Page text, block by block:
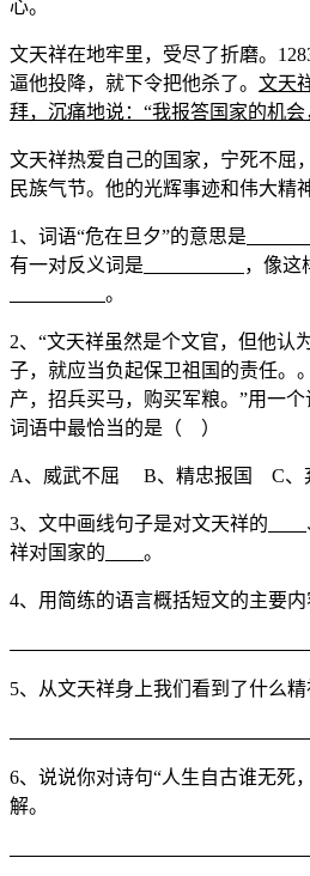
心。
文天祥在地牢里，受尽了折磨。
逼他投降，就下令把他杀了。 文天
拜，沉痛地说：“我报答国家的机
文天祥热爱自己的国家，宁死不屈
民族气节。他的光辉事迹和伟大精
1、词语“危在旦夕”的意思是
有一对反义词是
，像这
。
2、“文天祥虽然是个文官，但他认
子，就应当负起保卫祖国的责任。
产，招兵买马，购买军粮。”用一
词语中最恰当的是（ ）
A、威武不屈 B、精忠报国 C、
3、文中画线句子是对文天祥的
祥对国家的
。
4、用简练的语言概括短文的主要内
5、从文天祥身上我们看到了什么精
6、说说你对诗句“人生自古谁无死
解。